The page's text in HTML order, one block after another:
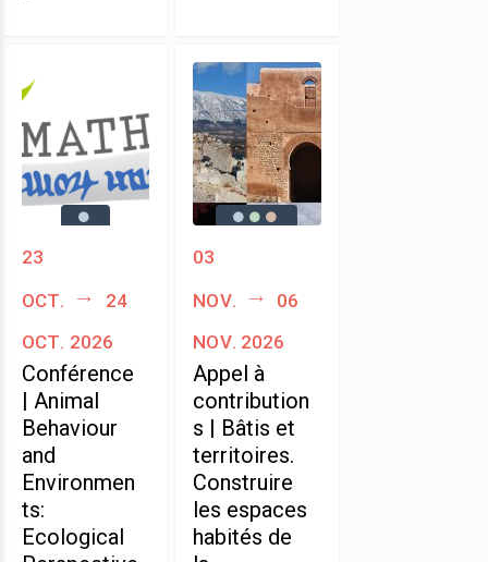
23
oct.
24
oct. 2026
Conférence
| Animal
Behaviour
and
Environmen
ts:
Ecological
03
nov.
06
nov. 2026
Appel à
contribution
s | Bâtis et
territoires.
Construire
les espaces
habités de